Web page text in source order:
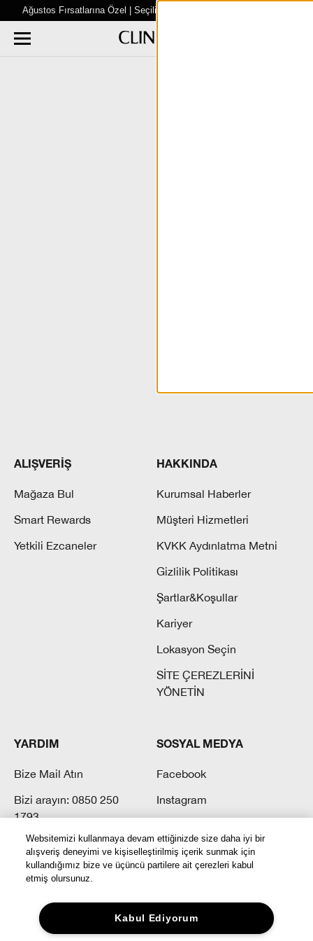
Ağustos Fırsatlarına Özel | Seçili Ürünlerde %40’a varan İNDİRİM!
ALIŞVERİŞ
Mağaza Bul
Smart Rewards
Yetkili Ezcaneler
HAKKINDA
Kurumsal Haberler
Müşteri Hizmetleri
KVKK Aydınlatma Metni
Gizlilik Politikası
Şartlar&Koşullar
Kariyer
Lokasyon Seçin
SİTE ÇEREZLERİNİ
YÖNETİN
YARDIM
Bize Mail Atın
Bizi arayın: 0850 250
1793
Sık Sorulan Sorular
SOSYAL MEDYA
Facebook
Instagram
Youtube
Websitemizi kullanmaya devam ettiğinizde size daha iyi bir
alışveriş deneyimi ve kişiselleştirilmiş içerik sunmak için
kullandığımız bize ve üçüncü partilere ait çerezleri kabul
etmiş olursunuz.
Kabul Ediyorum